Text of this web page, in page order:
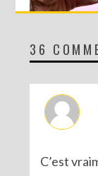
36
C’est